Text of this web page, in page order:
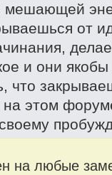
мешающей
от
и они
что
этом
на любые